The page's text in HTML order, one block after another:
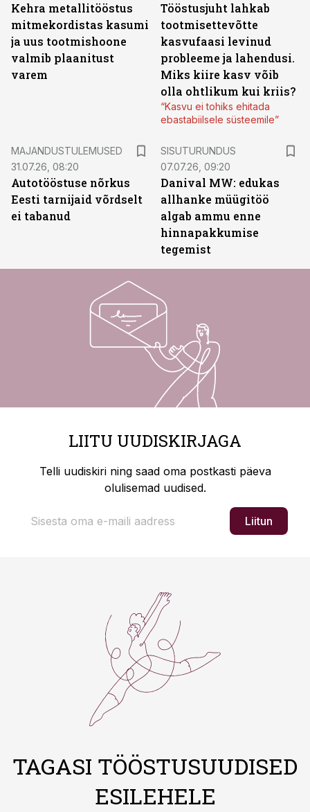
Kehra metallitööstus
mitmekordistas kasumi
ja uus tootmishoone
valmib plaanitust
varem
Tööstusjuht lahkab
tootmisettevõtte
kasvufaasi levinud
probleeme ja lahendusi.
Miks kiire kasv võib
olla ohtlikum kui kriis?
“Kasvu ei tohiks ehitada
ebastabiilsele süsteemile”
MAJANDUSTULEMUSED
31.07.26, 08:20
Autotööstuse nõrkus
Eesti tarnijaid võrdselt
ei tabanud
SISUTURUNDUS
07.07.26, 09:20
Danival MW: edukas
allhanke müügitöö
algab ammu enne
hinnapakkumise
tegemist
LIITU UUDISKIRJAGA
Telli uudiskiri ning saad oma postkasti päeva
olulisemad uudised.
Liitun
TAGASI TÖÖSTUSUUDISED
ESILEHELE